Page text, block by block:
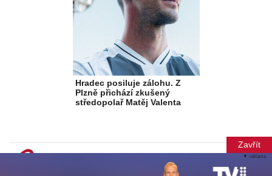
Hradec posiluje zálohu. Z
Plzně přichází zkušený
středopolař Matěj Valenta
© Copyright 2012-2026 TN Média s.r.o.
▼ reklama
Zavřít